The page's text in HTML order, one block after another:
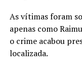
As vítimas foram
apenas como
o crime acabou
localizada.